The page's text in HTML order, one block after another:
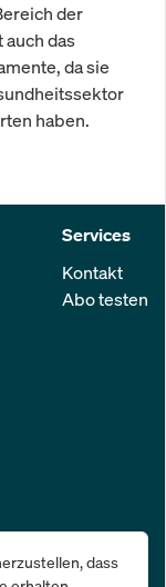
der
das
da sie
haben.
Services
Kontakt
Abo testen
in einer
dass